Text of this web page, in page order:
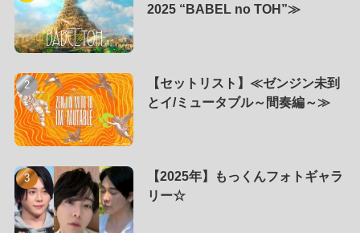
2025 “BABEL no TOH”≫
【セットリスト】≪ゼンジン未到
とイ/ミュータブル～間奏編～≫
【2025年】もっくんフォトギャラ
リー☆